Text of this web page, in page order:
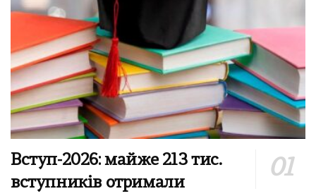
Вступ-2026: майже 213 тис.
вступників отримали